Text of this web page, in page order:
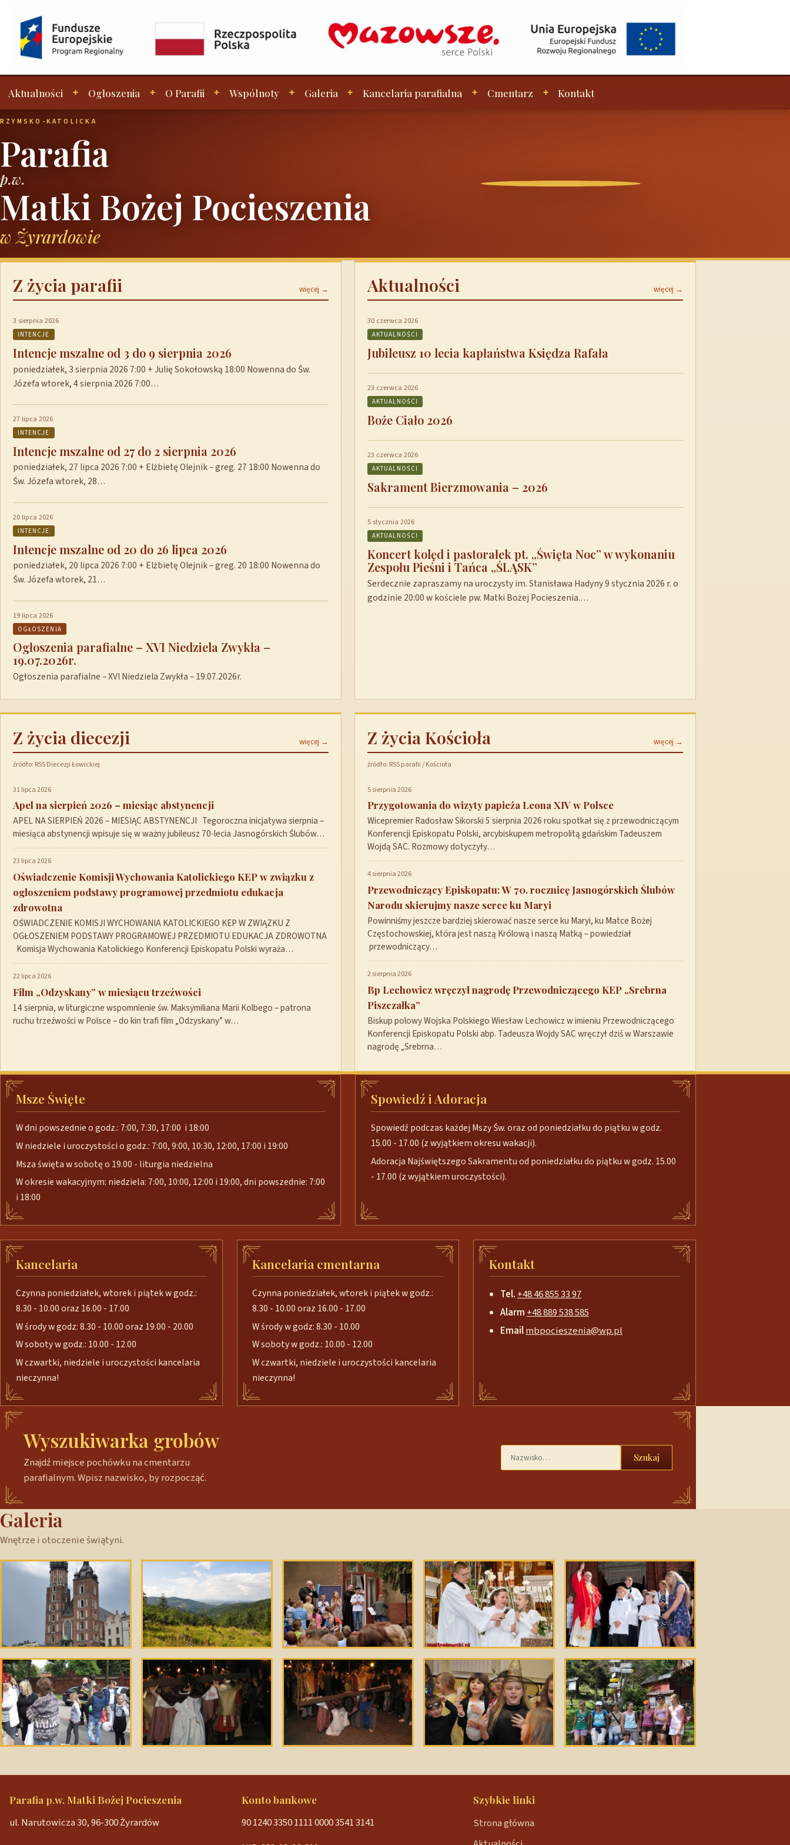
Aktualności Ogłoszenia O Parafii Wspólnoty Galeria Kancelaria parafialna Cmentarz Kontakt
RZYMSKO-KATOLICKA
Parafia
p.w.
Matki Bożej Pocieszenia
w Żyrardowie
Z życia parafii więcej →
3 sierpnia 2026
INTENCJE
Intencje mszalne od 3 do 9 sierpnia 2026
poniedziałek, 3 sierpnia 2026 7:00 + Julię Sokołowską 18:00 Nowenna do Św.
Józefa wtorek, 4 sierpnia 2026 7:00…
27 lipca 2026
INTENCJE
Intencje mszalne od 27 do 2 sierpnia 2026
poniedziałek, 27 lipca 2026 7:00 + Elżbietę Olejnik – greg. 27 18:00 Nowenna do
Św. Józefa wtorek, 28…
20 lipca 2026
INTENCJE
Intencje mszalne od 20 do 26 lipca 2026
poniedziałek, 20 lipca 2026 7:00 + Elżbietę Olejnik – greg. 20 18:00 Nowenna do
Św. Józefa wtorek, 21…
19 lipca 2026
OGŁOSZENIA
Ogłoszenia parafialne – XVI Niedziela Zwykła –
19.07.2026r.
Ogłoszenia parafialne – XVI Niedziela Zwykła – 19.07.2026r.
Aktualności więcej →
30 czerwca 2026
AKTUALNOŚCI
Jubileusz 10 lecia kapłaństwa Księdza Rafała
23 czerwca 2026
AKTUALNOŚCI
Boże Ciało 2026
23 czerwca 2026
AKTUALNOŚCI
Sakrament Bierzmowania – 2026
5 stycznia 2026
AKTUALNOŚCI
Koncert kolęd i pastorałek pt. „Święta Noc” w wykonaniu
Zespołu Pieśni i Tańca „ŚLĄSK”
Serdecznie zapraszamy na uroczysty im. Stanisława Hadyny 9 stycznia 2026 r. o
godzinie 20:00 w kościele pw. Matki Bożej Pocieszenia.…
Z życia diecezji więcej →
źródło: RSS Diecezji Łowickiej
31 lipca 2026
Apel na sierpień 2026 – miesiąc abstynencji
APEL NA SIERPIEŃ 2026 – MIESIĄC ABSTYNENCJI Tegoroczna inicjatywa sierpnia –
miesiąca abstynencji wpisuje się w ważny jubileusz 70-lecia Jasnogórskich Ślubów…
23 lipca 2026
Oświadczenie Komisji Wychowania Katolickiego KEP w związku z
ogłoszeniem podstawy programowej przedmiotu edukacja
zdrowotna
OŚWIADCZENIE KOMISJI WYCHOWANIA KATOLICKIEGO KEP W ZWIĄZKU Z
OGŁOSZENIEM PODSTAWY PROGRAMOWEJ PRZEDMIOTU EDUKACJA ZDROWOTNA
Komisja Wychowania Katolickiego Konferencji Episkopatu Polski wyraża…
22 lipca 2026
Film „Odzyskany” w miesiącu trzeźwości
14 sierpnia, w liturgiczne wspomnienie św. Maksymiliana Marii Kolbego – patrona
ruchu trzeźwości w Polsce – do kin trafi film „Odzyskany” w…
Z życia Kościoła więcej →
źródło: RSS parafii / Kościoła
5 sierpnia 2026
Przygotowania do wizyty papieża Leona XIV w Polsce
Wicepremier Radosław Sikorski 5 sierpnia 2026 roku spotkał się z przewodniczącym
Konferencji Episkopatu Polski, arcybiskupem metropolitą gdańskim Tadeuszem
Wojdą SAC. Rozmowy dotyczyły…
4 sierpnia 2026
Przewodniczący Episkopatu: W 70. rocznicę Jasnogórskich Ślubów
Narodu skierujmy nasze serce ku Maryi
Powinniśmy jeszcze bardziej skierować nasze serce ku Maryi, ku Matce Bożej
Częstochowskiej, która jest naszą Królową i naszą Matką – powiedział
przewodniczący…
2 sierpnia 2026
Bp Lechowicz wręczył nagrodę Przewodniczącego KEP „Srebrna
Piszczałka”
Biskup polowy Wojska Polskiego Wiesław Lechowicz w imieniu Przewodniczącego
Konferencji Episkopatu Polski abp. Tadeusza Wojdy SAC wręczył dziś w Warszawie
nagrodę „Srebrna…
Msze Święte
W dni powszednie o godz.: 7:00, 7:30, 17:00 i 18:00
W niedziele i uroczystości o godz.: 7:00, 9:00, 10:30, 12:00, 17:00 i 19:00
Msza święta w sobotę o 19.00 - liturgia niedzielna
W okresie wakacyjnym: niedziela: 7:00, 10:00, 12:00 i 19:00, dni powszednie: 7:00
i 18:00
Spowiedź i Adoracja
Spowiedź podczas każdej Mszy Św. oraz od poniedziałku do piątku w godz.
15.00 - 17.00 (z wyjątkiem okresu wakacji).
Adoracja Najświętszego Sakramentu od poniedziałku do piątku w godz. 15.00
- 17.00 (z wyjątkiem uroczystości).
Kancelaria
Czynna poniedziałek, wtorek i piątek w godz.:
8.30 - 10.00 oraz 16.00 - 17.00
W środy w godz: 8.30 - 10.00 oraz 19.00 - 20.00
W soboty w godz.: 10.00 - 12.00
W czwartki, niedziele i uroczystości kancelaria
nieczynna!
Kancelaria cmentarna
Czynna poniedziałek, wtorek i piątek w godz.:
8.30 - 10.00 oraz 16.00 - 17.00
W środy w godz: 8.30 - 10.00
W soboty w godz.: 10.00 - 12.00
W czwartki, niedziele i uroczystości kancelaria
nieczynna!
Kontakt
Tel.+48 46 855 33 97
Alarm+48 889 538 585
Emailmbpocieszenia@wp.pl
Wyszukiwarka grobów
Znajdź miejsce pochówku na cmentarzu
parafialnym. Wpisz nazwisko, by rozpocząć.
Szukaj
Galeria
Wnętrze i otoczenie świątyni.
Parafia p.w. Matki Bożej Pocieszenia
ul. Narutowicza 30, 96-300 Żyrardów
Konto bankowe
90 1240 3350 1111 0000 3541 3141
Szybkie linki
Strona główna